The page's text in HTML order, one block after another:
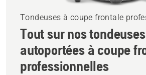
Tondeuses à coupe frontale
Tout sur nos tondeuses
autoportées à coupe
professionnelles